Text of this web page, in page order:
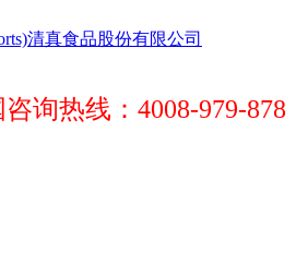
询热线：4008-979-878